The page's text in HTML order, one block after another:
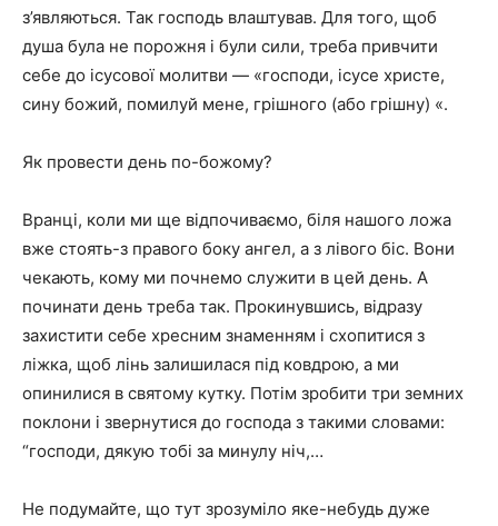
з’являються. Так господь влаштував. Для того, щоб
душа була не порожня і були сили, треба привчити
себе до ісусової молитви — «господи, ісусе христе,
сину божий, помилуй мене, грішного (або грішну) «.
Як провести день по-божому?
Вранці, коли ми ще відпочиваємо, біля нашого ложа
вже стоять-з правого боку ангел, а з лівого біс. Вони
чекають, кому ми почнемо служити в цей день. А
починати день треба так. Прокинувшись, відразу
захистити себе хресним знаменням і схопитися з
ліжка, щоб лінь залишилася під ковдрою, а ми
опинилися в святому кутку. Потім зробити три земних
поклони і звернутися до господа з такими словами:
“господи, дякую тобі за минулу ніч,…
Не подумайте, що тут зрозуміло яке-небудь дуже